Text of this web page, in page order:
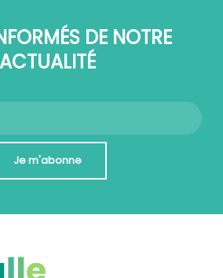
DE NOTRE
ACTUALITÉ
Je m'abonne